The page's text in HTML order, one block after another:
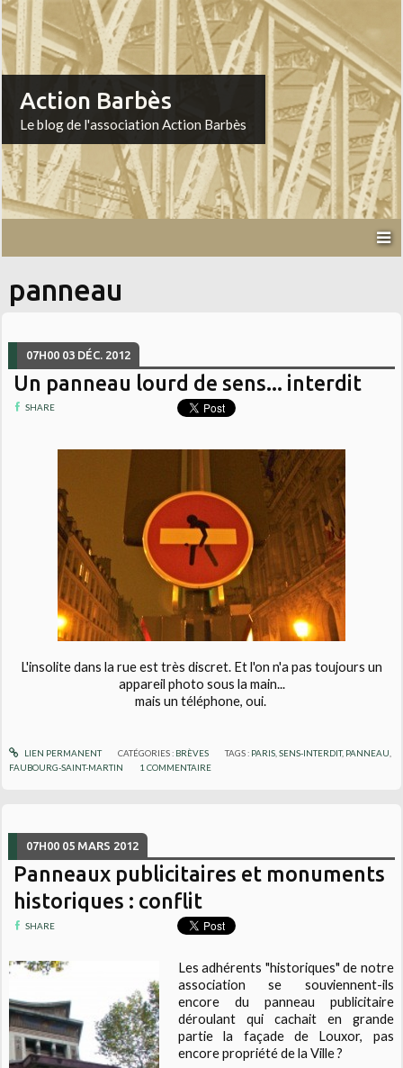
Action Barbès
Le blog de l'association Action Barbès
panneau
07H00 03 DÉC. 2012
Un panneau lourd de sens... interdit
SHARE
L'insolite dans la rue est très discret. Et l'on n'a pas toujours un
appareil photo sous la main...
mais un téléphone, oui.
LIEN PERMANENT CATÉGORIES : BRÈVES TAGS : PARIS ,SENS-INTERDIT, PANNEAU
FAUBOURG-SAINT-MARTIN
1 COMMENTAIRE
07H00 05 MARS 2012
Panneaux publicitaires et monuments
historiques : conflit
SHARE
Les adhérents "historiques" de notre
association se souviennent-ils
encore du panneau publicitaire
déroulant qui cachait en grande
partie la façade de Louxor, pas
encore propriété de la Ville ?